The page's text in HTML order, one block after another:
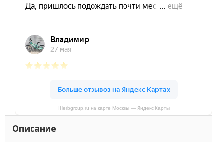
IHerbgroup.ru на карте Москвы — Яндекс Карты
Описание